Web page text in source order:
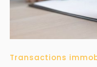
Transactions